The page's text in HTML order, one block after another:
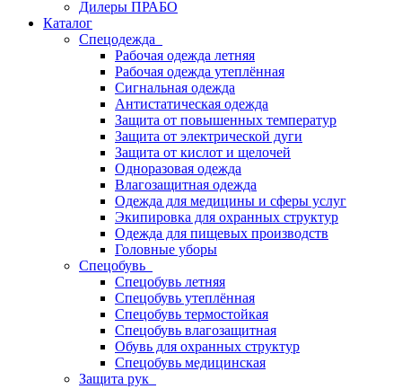
Дилеры ПРАБО
Каталог
Спецодежда
Рабочая одежда летняя
Рабочая одежда утеплённая
Сигнальная одежда
Антистатическая одежда
Защита от повышенных температур
Защита от электрической дуги
Защита от кислот и щелочей
Одноразовая одежда
Влагозащитная одежда
Одежда для медицины и сферы услуг
Экипировка для охранных структур
Одежда для пищевых производств
Головные уборы
Спецобувь
Спецобувь летняя
Спецобувь утеплённая
Спецобувь термостойкая
Спецобувь влагозащитная
Обувь для охранных структур
Спецобувь медицинская
Защита рук